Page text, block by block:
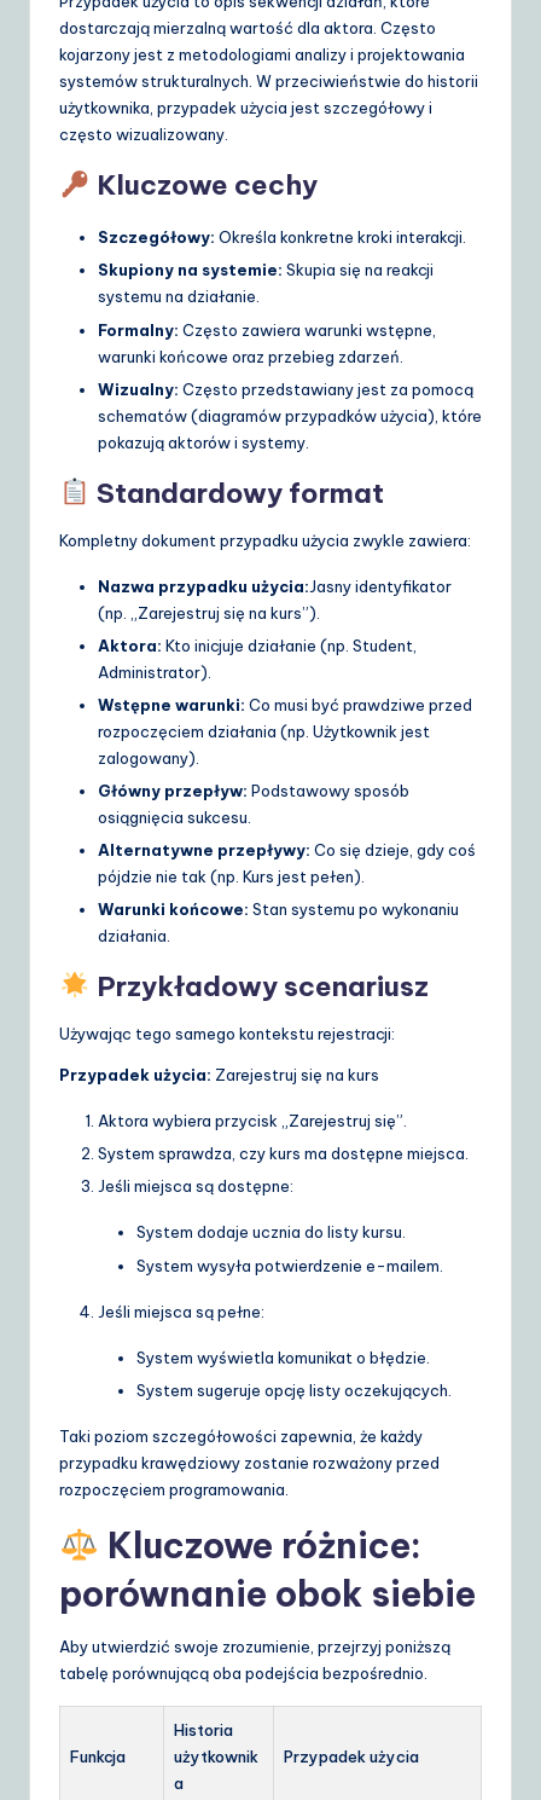
dostarczają mierzalną wartość dla aktora. Często
kojarzony jest z metodologiami analizy i projektowania
systemów strukturalnych. W przeciwieństwie do historii
użytkownika, przypadek użycia jest szczegółowy i
często wizualizowany.
Kluczowe cechy
Szczegółowy: Określa konkretne kroki interakcji.
Skupiony na systemie: Skupia się na reakcji
systemu na działanie.
Formalny: Często zawiera warunki wstępne,
warunki końcowe oraz przebieg zdarzeń.
Wizualny: Często przedstawiany jest za pomocą
schematów (diagramów przypadków użycia), które
pokazują aktorów i systemy.
Standardowy format
Kompletny dokument przypadku użycia zwykle zawiera:
Nazwa przypadku użycia:Jasny identyfikator
(np. „Zarejestruj się na kurs”).
Aktora: Kto inicjuje działanie (np. Student,
Administrator).
Wstępne warunki: Co musi być prawdziwe przed
rozpoczęciem działania (np. Użytkownik jest
zalogowany).
Główny przepływ: Podstawowy sposób
osiągnięcia sukcesu.
Alternatywne przepływy: Co się dzieje, gdy coś
pójdzie nie tak (np. Kurs jest pełen).
Warunki końcowe: Stan systemu po wykonaniu
działania.
Przykładowy scenariusz
Używając tego samego kontekstu rejestracji:
Przypadek użycia: Zarejestruj się na kurs
Aktora wybiera przycisk „Zarejestruj się”.
System sprawdza, czy kurs ma dostępne miejsca.
Jeśli miejsca są dostępne:
System dodaje ucznia do listy kursu.
System wysyła potwierdzenie e-mailem.
Jeśli miejsca są pełne:
System wyświetla komunikat o błędzie.
System sugeruje opcję listy oczekujących.
Taki poziom szczegółowości zapewnia, że każdy
przypadku krawędziowy zostanie rozważony przed
rozpoczęciem programowania.
Kluczowe różnice:
porównanie obok siebie
Aby utwierdzić swoje zrozumienie, przejrzyj poniższą
tabelę porównującą oba podejścia bezpośrednio.
Funkcja
Historia
użytkownik
a
Przypadek użycia